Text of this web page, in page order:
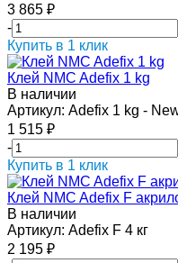
3 865 ₽
-
Купить в 1 клик
Клей NMC Adefix 1 kg
В наличии
Артикул: Adefix 1 kg -
1 515 ₽
-
Купить в 1 клик
Клей NMC Adefix F
В наличии
Артикул: Adefix F 4 кг
2 195 ₽